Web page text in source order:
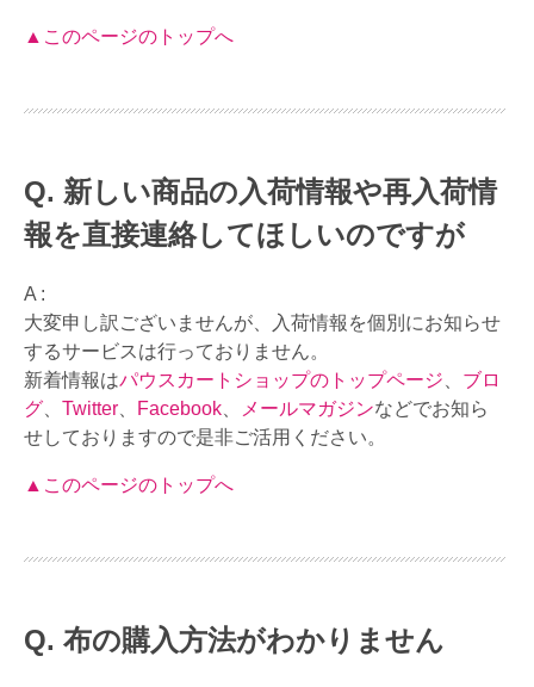
▲このページのトップへ
新しい商品の入荷情報や再入荷情
報を直接連絡してほしいのですが
A :
大変申し訳ございませんが、入荷情報を個別にお知らせ
するサービスは行っておりません。
新着情報はパウスカートショップのトップページ
ブロ
グ
Twitter Facebook メールマガジンなどでお知ら
せしておりますので是非ご活用ください。
▲このページのトップへ
布の購入方法がわかりません